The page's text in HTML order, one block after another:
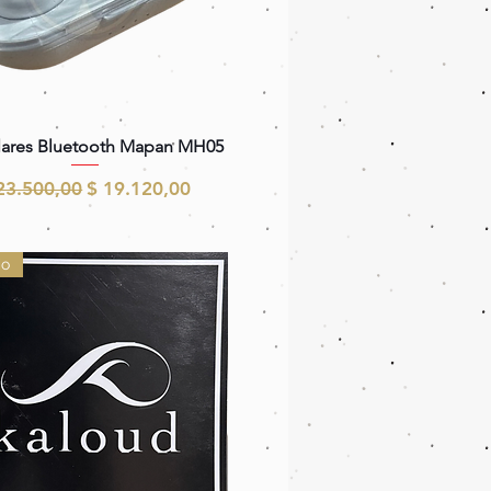
Vista rápida
Bluetooth Mapan MH05
Precio de oferta
$ 19.120,00